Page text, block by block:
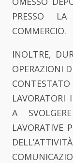
PRESSO
COMMERCIO.
INOLTRE,
OPERAZIONI
LAVORATORI
A
LAVORATIVE